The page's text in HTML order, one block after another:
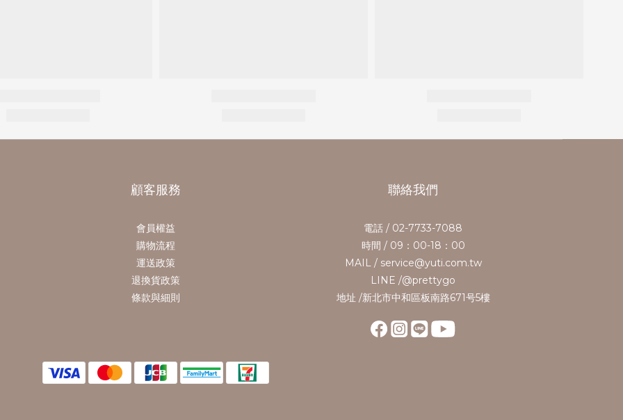
顧客服務
會員權益
購物流程
運送政策
退換貨政策
條款與細則
聯絡我們
電話 / 02-7733-7088
時間 / 09：00-18：00
MAIL / service@yuti.com.tw
LINE /@prettygo
地址 /新北市中和區板南路671号5樓